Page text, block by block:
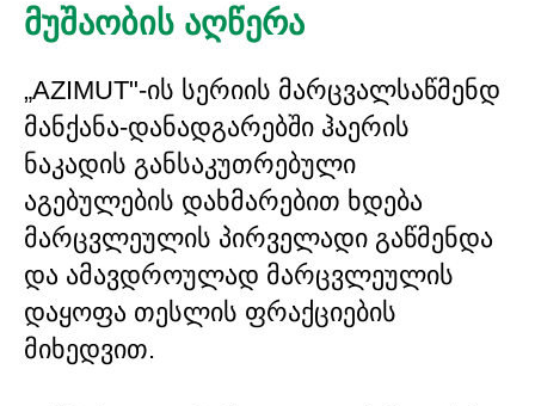
მუშაობის აღწერა
„AZIMUT"-ის სერიის მარცვალსაწმენდ
მანქანა-დანადგარებში ჰაერის
ნაკადის განსაკუთრებული
აგებულების დახმარებით ხდება
მარცვლეულის პირველადი გაწმენდა
და ამავდროულად მარცვლეულის
დაყოფა თესლის ფრაქციების
მიხედვით.